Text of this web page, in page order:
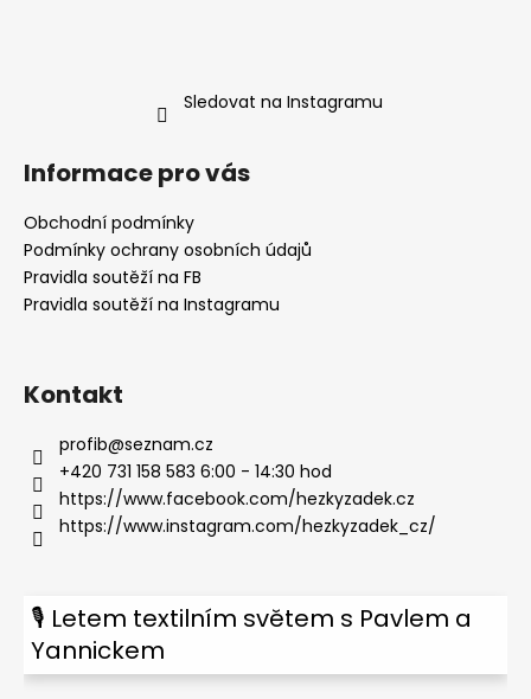
Sledovat na Instagramu
Informace pro vás
Obchodní podmínky
Podmínky ochrany osobních údajů
Pravidla soutěží na FB
Pravidla soutěží na Instagramu
Kontakt
profib@seznam.cz
+420 731 158 583 6:00 - 14:30 hod
https://www.facebook.com/hezkyzadek.cz
https://www.instagram.com/hezkyzadek_cz/
🎙 Letem textilním světem s Pavlem a
Yannickem